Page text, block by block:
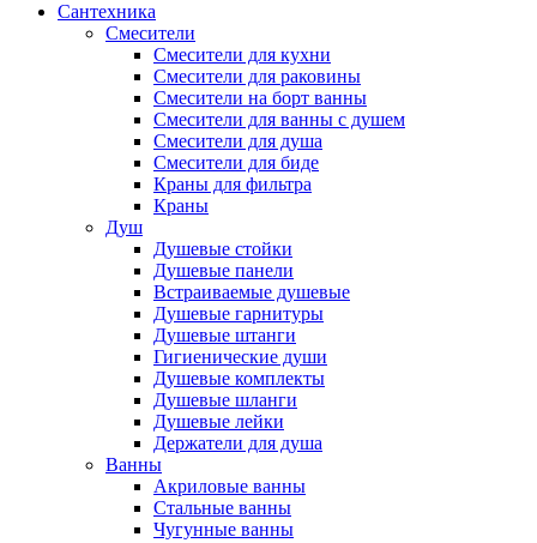
Сантехника
Смесители
Смесители для кухни
Смесители для раковины
Смесители на борт ванны
Смесители для ванны с душем
Смесители для душа
Смесители для биде
Краны для фильтра
Краны
Душ
Душевые стойки
Душевые панели
Встраиваемые душевые
Душевые гарнитуры
Душевые штанги
Гигиенические души
Душевые комплекты
Душевые шланги
Душевые лейки
Держатели для душа
Ванны
Акриловые ванны
Стальные ванны
Чугунные ванны